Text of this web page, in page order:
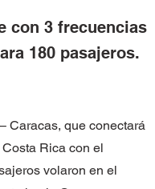
con 3 frecuencias
180 pasajeros.
Caracas, que conectará
Rica con el
volaron en el